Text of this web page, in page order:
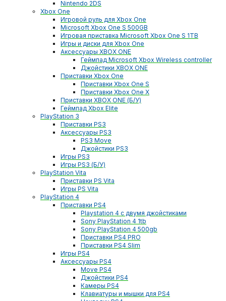
Nintendo 2DS
Xbox One
Игровой руль для Xbox One
Microsoft Xbox One S 500GB
Игровая приставка Microsoft Xbox One S 1TB
Игры и диски для Xbox One
Аксессуары XBOX ONE
Геймпад Microsoft Xbox Wireless controller
Джойстики XBOX ONE
Приставки Xbox One
Приставки Xbox One S
Приставки Xbox One X
Приставки XBOX ONE (Б/У)
Геймпад Xbox Elite
PlayStation 3
Приставки PS3
Аксессуары PS3
PS3 Move
Джойстики PS3
Игры PS3
Игры PS3 (Б/У)
PlayStation Vita
Приставки PS Vita
Игры PS Vita
PlayStation 4
Приставки PS4
Playstation 4 с двумя джойстиками
Sony PlayStation 4 1tb
Sony PlayStation 4 500gb
Приставки PS4 PRO
Приставки PS4 Slim
Игры PS4
Аксессуары PS4
Move PS4
Джойстики PS4
Камеры PS4
Клавиатуры и мышки для PS4